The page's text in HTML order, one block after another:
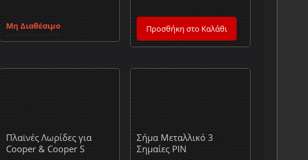
Μη Διαθέσιμο Προσθήκη στο Καλάθι
Πλαϊνές Λωρίδες για
Cooper & Cooper S
Σήμα Μεταλλικό 3
Σημαίες PIN